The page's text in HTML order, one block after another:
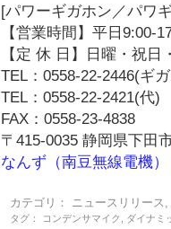
[パワーギガホン／パワ
【営業時間】平日9:00-
【定 休 日】日曜・祝日
TEL：0558-22-2446(ギ
TEL：0558-22-2421(代)
FAX：0558-23-4838
〒415-0035 静岡県下田
なんず（南豆無線電機）
カテゴリ： ニュースリリース
タグ： コンデンサマイク ダイナミ